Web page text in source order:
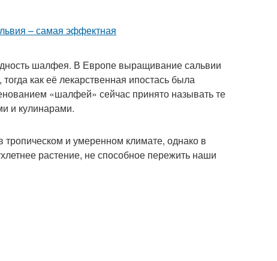
шалфея. В Европе выращивание сальвии
как её лекарственная ипостась была
«шалфей» сейчас принято называть те
и кулинарами.
тропическом и умеренном климате, однако в
растение, не способное пережить наши